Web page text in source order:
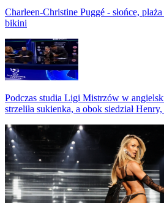
Charleen-Christine Puggé - słońce,
bikini
Podczas studia Ligi Mistrzów w
strzeliła sukienka, a obok siedział